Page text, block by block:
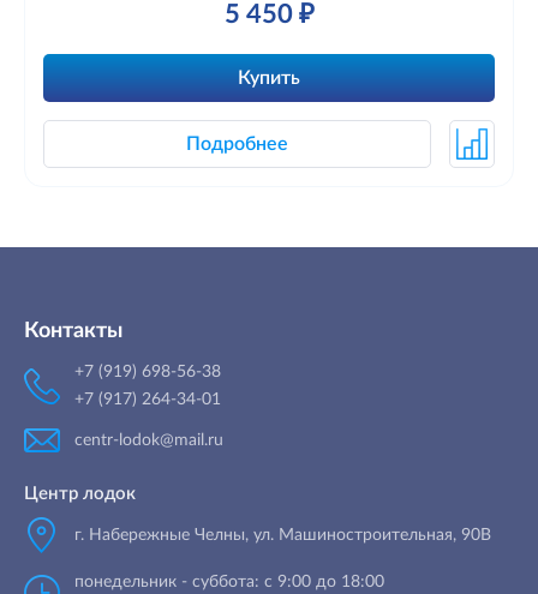
5 450 ₽
Купить
Подробнее
Контакты
+7 (919) 698-56-38
+7 (917) 264-34-01
centr-lodok@mail.ru
Центр лодок
г. Набережные Челны, ул. Машиностроительная, 90B
понедельник - суббота: с 9:00 до 18:00